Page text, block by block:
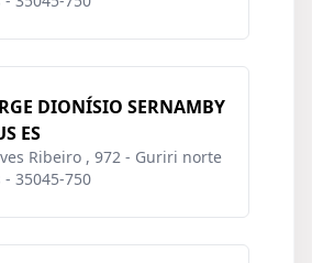
DIONÍSIO SERNAMBY
ES
Ribeiro , 972 - Guriri norte
35045-750